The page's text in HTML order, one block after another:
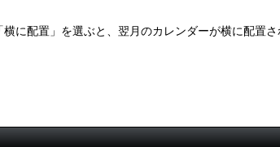
に配置」を選ぶと、翌月のカレンダーが横に配置